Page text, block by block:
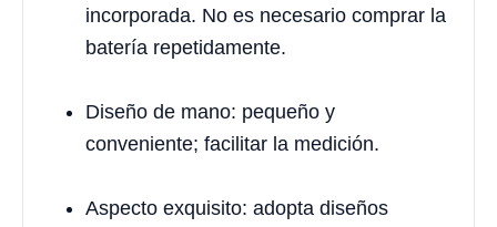
incorporada. No es necesario comprar la
batería repetidamente.
Diseño de mano: pequeño y
conveniente; facilitar la medición.
Aspecto exquisito: adopta diseños